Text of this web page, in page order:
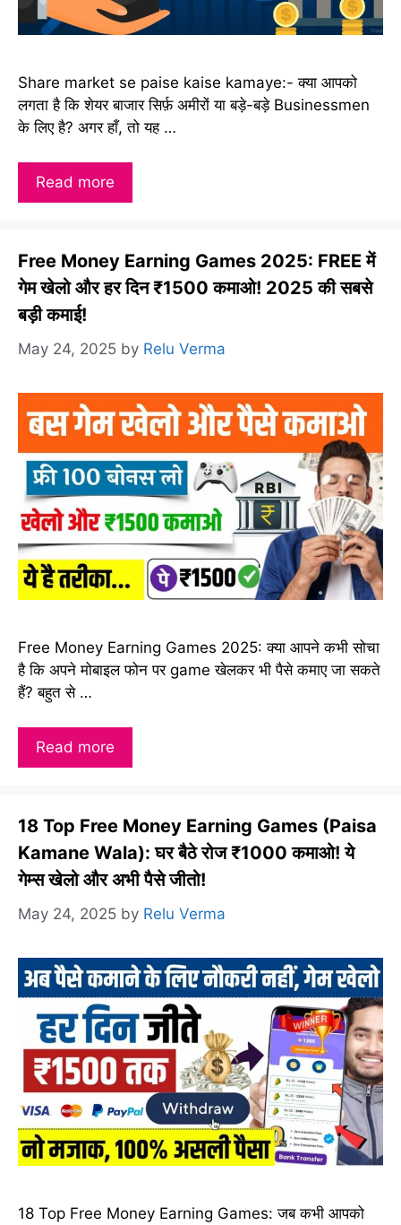
Share market se paise kaise kamaye:- क्या आपको
लगता है कि शेयर बाजार सिर्फ़ अमीरों या बड़े-बड़े Businessmen
के लिए है? अगर हाँ, तो यह …
Read more
Free Money Earning Games 2025: FREE में
गेम खेलो और हर दिन ₹1500 कमाओ! 2025 की सबसे
बड़ी कमाई!
May 24, 2025 by Relu Verma
Free Money Earning Games 2025: क्या आपने कभी सोचा
है कि अपने मोबाइल फोन पर game खेलकर भी पैसे कमाए जा सकते
हैं? बहुत से …
Read more
18 Top Free Money Earning Games (Paisa
Kamane Wala): घर बैठे रोज ₹1000 कमाओ! ये
गेम्स खेलो और अभी पैसे जीतो!
May 24, 2025 by Relu Verma
18 Top Free Money Earning Games: जब कभी आपको